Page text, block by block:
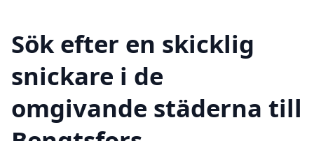
Sök efter en skicklig
snickare i de
omgivande städerna till